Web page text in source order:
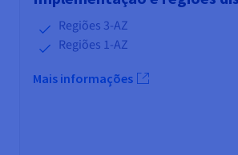
Regiões 3-AZ
Regiões 1-AZ
Mais informações